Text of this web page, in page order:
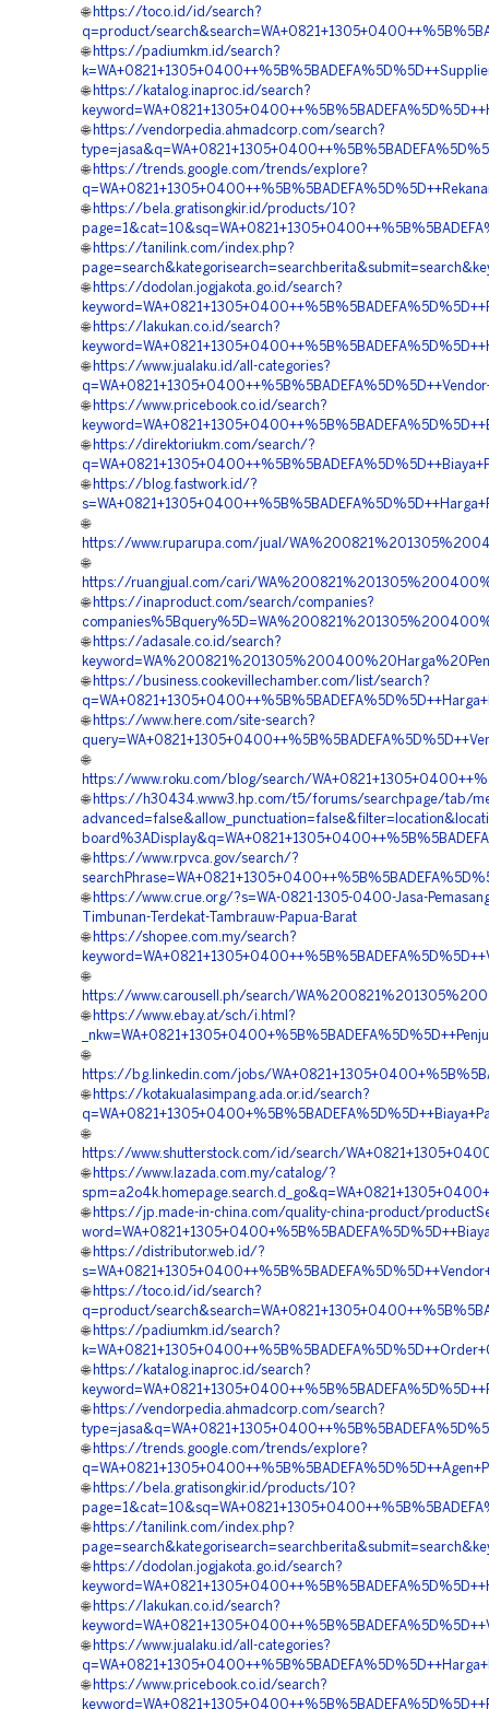
🌐 https://toco.id/id/search?
q=product/
🌐 https://padiumkm.id/search?
🌐 https://katalog.inaproc.id/search?
🌐 https://vendorpedia.ahmadcorp.com/search?
🌐 https://trends.google.com/trends/explore?
🌐 https://bela.gratisongkir.id/products/10?
🌐 https://tanilink.com/index.php?
🌐 https://dodolan.jogjakota.go.id/search?
🌐 https://lakukan.co.id/search?
🌐 https://www.jualaku.id/all-categories?
🌐 https://www.pricebook.co.id/search?
🌐 https://direktoriukm.com/search/?
🌐 https://blog.fastwork.id/?
🌐
https://www.ruparupa.com/jual/
🌐
https://ruangjual.com/cari/
🌐 https://inaproduct.com/search/companies?
🌐 https://adasale.co.id/search?
🌐 https://business.cookevillechamber.com/list/search?
🌐 https://www.here.com/site-search?
🌐
https://www.roku.com/blog/search/
🌐 https://h30434.www3.hp.com/t5/forums/searchpage/tab/
🌐 https://www.rpvca.gov/search/?
🌐 https://www.crue.org/?s=WA-0821-1305-0400-Jasa-
Timbunan-Terdekat-Tambrauw-Papua-Barat
🌐 https://shopee.com.my/search?
🌐
https://www.carousell.ph/search/
🌐 https://www.ebay.at/sch/i.html?
🌐
https://bg.linkedin.com/jobs/
🌐 https://kotakualasimpang.ada.or.id/search?
🌐
https://www.shutterstock.com/id/search/
🌐 https://www.lazada.com.my/catalog/?
🌐 https://jp.made-in-china.com/quality-china-product/
🌐 https://distributor.web.id/?
🌐 https://toco.id/id/search?
q=product/
🌐 https://padiumkm.id/search?
🌐 https://katalog.inaproc.id/search?
🌐 https://vendorpedia.ahmadcorp.com/search?
🌐 https://trends.google.com/trends/explore?
🌐 https://bela.gratisongkir.id/products/10?
🌐 https://tanilink.com/index.php?
🌐 https://dodolan.jogjakota.go.id/search?
🌐 https://lakukan.co.id/search?
🌐 https://www.jualaku.id/all-categories?
🌐 https://www.pricebook.co.id/search?